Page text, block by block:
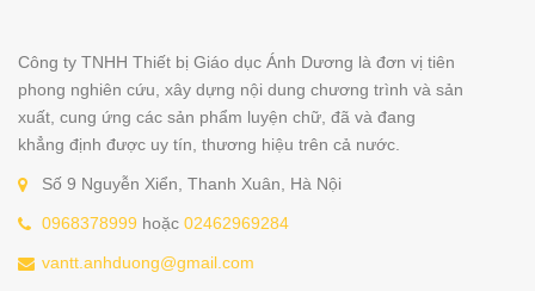
Công ty TNHH Thiết bị Giáo dục Ánh Dương là đơn vị tiên
phong nghiên cứu, xây dựng nội dung chương trình và sản
xuất, cung ứng các sản phẩm luyện chữ, đã và đang
khẳng định được uy tín, thương hiệu trên cả nước.
Số 9 Nguyễn Xiển, Thanh Xuân, Hà Nội
0968378999 hoặc 02462969284
vantt.anhduong@gmail.com